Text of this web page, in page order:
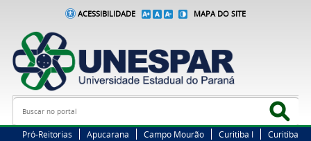
ACESSIBILIDADE MAPA DO SITE
Busca
Pró-Reitorias Apucarana Campo Mourão Curitiba I
Curitiba